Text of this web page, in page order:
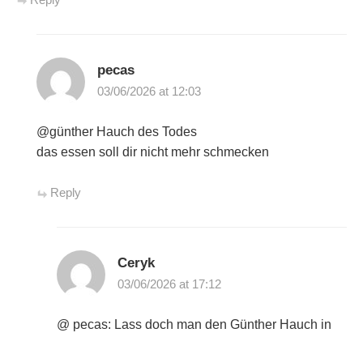
pecas
03/06/2026 at 12:03
@günther Hauch des Todes
das essen soll dir nicht mehr schmecken
Reply
Ceryk
03/06/2026 at 17:12
@ pecas: Lass doch man den Günther Hauch in